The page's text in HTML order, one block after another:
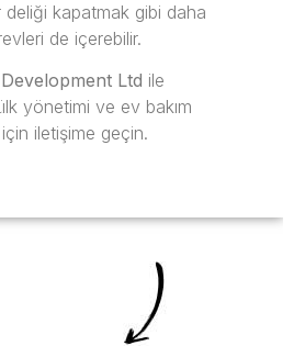
deliği kapatmak gibi daha
de içerebilir.
Ltd ile
yönetimi ve ev bakım
iletişime geçin.